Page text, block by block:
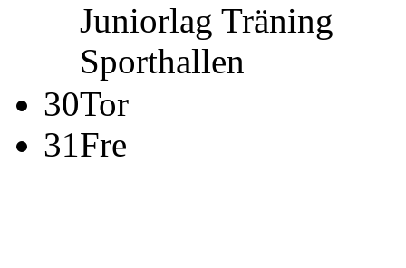
Juniorlag Träning
Sporthallen
30Tor
31Fre